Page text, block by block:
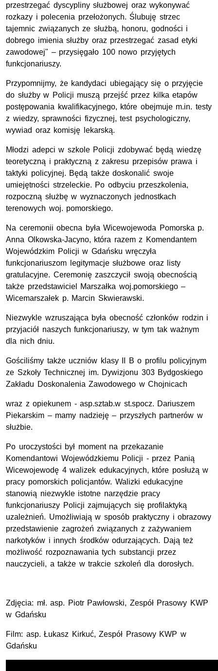
przestrzegać dyscypliny służbowej oraz wykonywać
rozkazy i polecenia przełożonych. Ślubuję strzec
tajemnic związanych ze służbą, honoru, godności i
dobrego imienia służby oraz przestrzegać zasad etyki
zawodowej" – przysięgało 100 nowo przyjętych
funkcjonariuszy.
Przypomnijmy, że kandydaci ubiegający się o przyjęcie
do służby w Policji muszą przejść przez kilka etapów
postępowania kwalifikacyjnego, które obejmuje m.in. testy
z wiedzy, sprawności fizycznej, test psychologiczny,
wywiad oraz komisję lekarską.
Młodzi adepci w szkole Policji zdobywać będą wiedzę
teoretyczną i praktyczną z zakresu przepisów prawa i
taktyki policyjnej. Będą także doskonalić swoje
umiejętności strzeleckie. Po odbyciu przeszkolenia,
rozpoczną służbę w wyznaczonych jednostkach
terenowych woj. pomorskiego.
Na ceremonii obecna była Wicewojewoda Pomorska p.
Anna Olkowska-Jacyno, która razem z Komendantem
Wojewódzkim Policji w Gdańsku wręczyła
funkcjonariuszom legitymacje służbowe oraz listy
gratulacyjne. Ceremonię zaszczycił swoją obecnością
także przedstawiciel Marszałka woj.pomorskiego –
Wicemarszałek p. Marcin Skwierawski.
Niezwykle wzruszająca była obecność członków rodzin i
przyjaciół naszych funkcjonariuszy, w tym tak ważnym
dla nich dniu.
Gościliśmy także uczniów klasy II Bo profilu policyjnym
ze Szkoły Technicznej im. Dywizjonu 303 Bydgoskiego
Zakładu Doskonalenia Zawodowego w Chojnicach
wraz z opiekunem - asp.sztab.w st.spocz. Dariuszem
Piekarskim – mamy nadzieję – przyszłych partnerów w
służbie.
Po uroczystości był moment na przekazanie
Komendantowi Wojewódzkiemu Policji - przez Panią
Wicewojewodę 4 walizek edukacyjnych, które posłużą w
pracy pomorskich policjantów. Walizki edukacyjne
stanowią niezwykle istotne narzędzie pracy
funkcjonariuszy Policji zajmujących się profilaktyką
uzależnień. Umożliwiają w sposób praktyczny i obrazowy
przedstawienie zagrożeń związanych z zażywaniem
narkotyków i innych środków odurzających. Dają też
możliwość rozpoznawania tych substancji przez
nauczycieli, a także w trakcie szkoleń dla dorosłych.
Zdjęcia: mł. asp. Piotr Pawłowski, Zespół Prasowy KWP
w Gdańsku
Film: asp. Łukasz Kirkuć, Zespół Prasowy KWP w
Gdańsku